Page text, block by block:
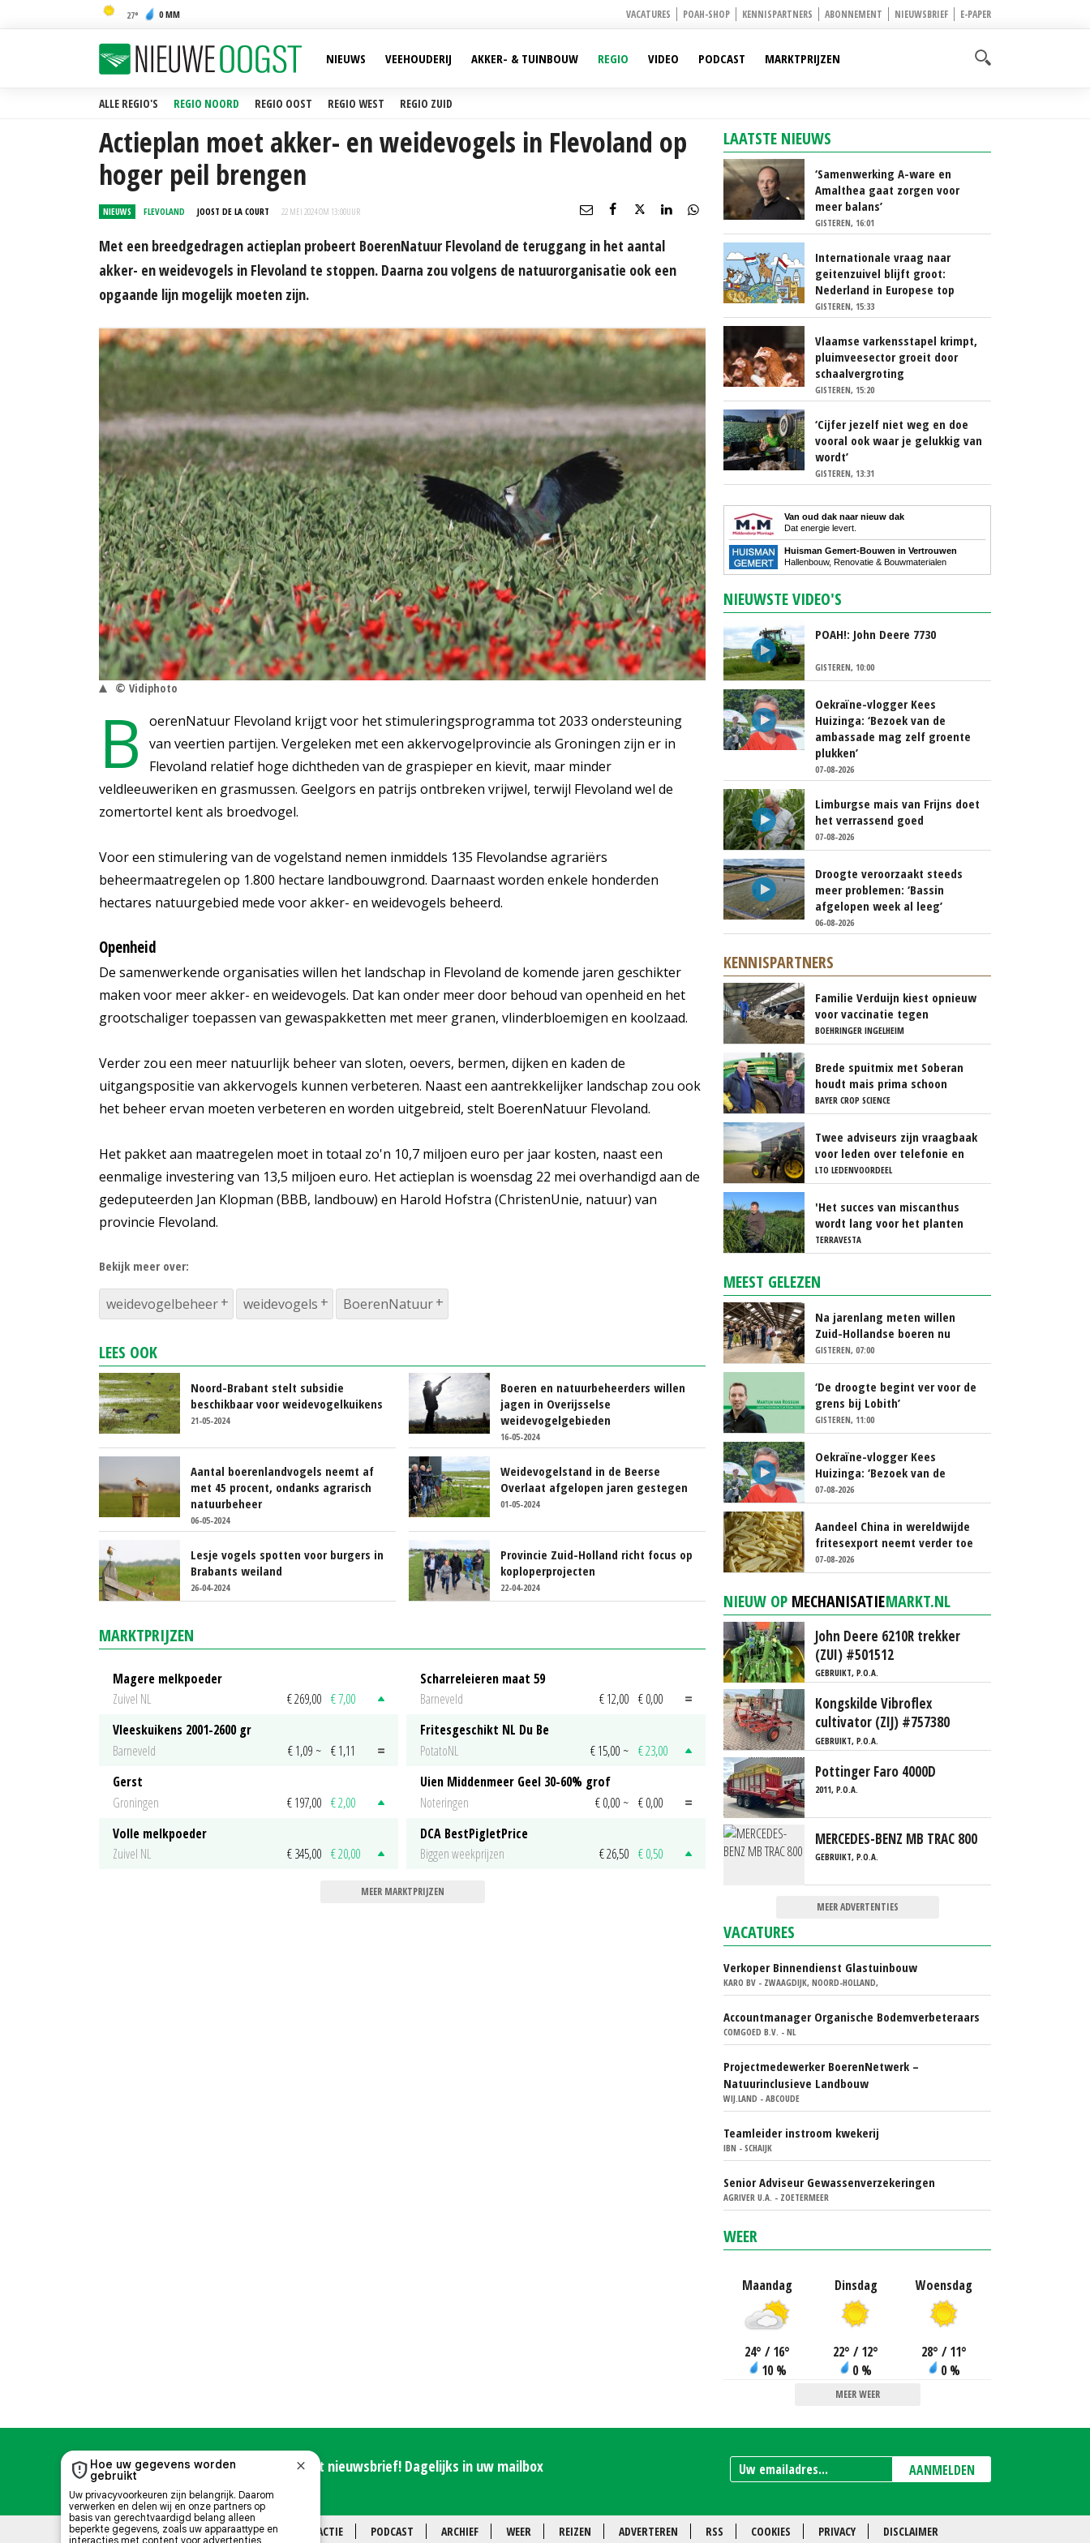
27 0 MM VACATURES POAH-SHOP KENNISPARTNERS ABONNEMENT NIEUWSBRIEF E-PAPER
ALLE REGIO'S REGIO NOORD REGIO OOST REGIO WEST REGIO ZUID
NIEUWS VEEHOUDERIJ AKKER- & TUINBOUW REGIO VIDEO PODCAST MARKTPRIJZEN
Actieplan moet akker- en weidevogels in Flevoland op
hoger peil brengen
NIEUWS FLEVOLAND JOOST DE LA COURT 22 MEI 2024 OM 13:00UUR
Met een breedgedragen actieplan probeert BoerenNatuur Flevoland de teruggang in het aantal
akker- en weidevogels in Flevoland te stoppen. Daarna zou volgens de natuurorganisatie ook een
opgaande lijn mogelijk moeten zijn.
© Vidiphoto
B
oerenNatuur Flevoland krijgt voor het stimuleringsprogramma tot 2033 ondersteuning
van veertien partijen. Vergeleken met een akkervogelprovincie als Groningen zijn er in
Flevoland relatief hoge dichtheden van de graspieper en kievit, maar minder
veldleeuweriken en grasmussen. Geelgors en patrijs ontbreken vrijwel, terwijl Flevoland wel de
zomertortel kent als broedvogel.
Voor een stimulering van de vogelstand nemen inmiddels 135 Flevolandse agrariërs
beheermaatregelen op 1.800 hectare landbouwgrond. Daarnaast worden enkele honderden
hectares natuurgebied mede voor akker- en weidevogels beheerd.
Openheid
De samenwerkende organisaties willen het landschap in Flevoland de komende jaren geschikter
maken voor meer akker- en weidevogels. Dat kan onder meer door behoud van openheid en het
grootschaliger toepassen van gewaspakketten met meer granen, vlinderbloemigen en koolzaad.
Verder zou een meer natuurlijk beheer van sloten, oevers, bermen, dijken en kaden de
uitgangspositie van akkervogels kunnen verbeteren. Naast een aantrekkelijker landschap zou ook
het beheer ervan moeten verbeteren en worden uitgebreid, stelt BoerenNatuur Flevoland.
Het pakket aan maatregelen moet in totaal zo'n 10,7 miljoen euro per jaar kosten, naast een
eenmalige investering van 13,5 miljoen euro. Het actieplan is woensdag 22 mei overhandigd aan de
gedeputeerden Jan Klopman (BBB, landbouw) en Harold Hofstra (ChristenUnie, natuur) van
provincie Flevoland.
Bekijk meer over:
weidevogelbeheer weidevogels BoerenNatuur
LEES OOK
Noord-Brabant stelt subsidie
beschikbaar voor weidevogelkuikens
21-05-2024
Boeren en natuurbeheerders willen
jagen in Overijsselse
weidevogelgebieden
16-05-2024
Aantal boerenlandvogels neemt af
met 45 procent, ondanks agrarisch
natuurbeheer
06-05-2024
Weidevogelstand in de Beerse
Overlaat afgelopen jaren gestegen
01-05-2024
Lesje vogels spotten voor burgers in
Brabants weiland
26-04-2024
Provincie Zuid-Holland richt focus op
koploperprojecten
22-04-2024
MARKTPRIJZEN
Magere melkpoeder
Zuivel NL
€ 269,00 € 7,00
Vleeskuikens 2001-2600 gr
Barneveld
€ 1,09 ~ € 1,11
Gerst
Groningen
€ 197,00 € 2,00
Volle melkpoeder
Zuivel NL
€ 345,00 € 20,00
Scharreleieren maat 59
Barneveld
€ 12,00 € 0,00
Fritesgeschikt NL Du Be
PotatoNL
€ 15,00 ~ € 23,00
Uien Middenmeer Geel 30-60% grof
Noteringen
€ 0,00 ~ € 0,00
DCA BestPigletPrice
Biggen weekprijzen
€ 26,50 € 0,50
MEER MARKTPRIJZEN
LAATSTE NIEUWS
‘Samenwerking A-ware en
Amalthea gaat zorgen voor
meer balans’
GISTEREN, 16:01
Internationale vraag naar
geitenzuivel blijft groot:
Nederland in Europese top
GISTEREN, 15:33
Vlaamse varkensstapel krimpt,
pluimveesector groeit door
schaalvergroting
GISTEREN, 15:20
‘Cijfer jezelf niet weg en doe
vooral ook waar je gelukkig van
wordt’
GISTEREN, 13:31
Van oud dak naar nieuw dak
Dat energie levert.
Huisman Gemert-Bouwen in Vertrouwen
Hallenbouw, Renovatie & Bouwmaterialen
NIEUWSTE VIDEO'S
POAH!: John Deere 7730
GISTEREN, 10:00
Oekraïne-vlogger Kees
Huizinga: ‘Bezoek van de
ambassade mag zelf groente
plukken’
07-08-2026
Limburgse mais van Frijns doet
het verrassend goed
07-08-2026
Droogte veroorzaakt steeds
meer problemen: ‘Bassin
afgelopen week al leeg’
06-08-2026
KENNISPARTNERS
Familie Verduijn kiest opnieuw
voor vaccinatie tegen
blauwtong
BOEHRINGER INGELHEIM
Brede spuitmix met Soberan
houdt mais prima schoon
BAYER CROP SCIENCE
Twee adviseurs zijn vraagbaak
voor leden over telefonie en
ICT
LTO LEDENVOORDEEL
'Het succes van miscanthus
wordt lang voor het planten
beslist'
TERRAVESTA
MEEST GELEZEN
Na jarenlang meten willen
Zuid-Hollandse boeren nu
erkenning
GISTEREN, 07:00
‘De droogte begint ver voor de
grens bij Lobith’
GISTEREN, 11:00
Oekraïne-vlogger Kees
Huizinga: ‘Bezoek van de
ambassade mag zelf groente
plukken’
07-08-2026
Aandeel China in wereldwijde
fritesexport neemt verder toe
07-08-2026
NIEUW OP MECHANISATIEMARKT.NL
John Deere 6210R trekker
(ZUI) #501512
GEBRUIKT, P.O.A.
Kongskilde Vibroflex
cultivator (ZIJ) #757380
GEBRUIKT, P.O.A.
Pottinger Faro 4000D
2011, P.O.A.
MERCEDES-BENZ MB TRAC 800
GEBRUIKT, P.O.A.
MEER ADVERTENTIES
VACATURES
Verkoper Binnendienst Glastuinbouw
KARO BV - ZWAAGDIJK, NOORD-HOLLAND,
Accountmanager Organische Bodemverbeteraars
COMGOED B.V. - NL
Projectmedewerker BoerenNetwerk –
Natuurinclusieve Landbouw
WIJ.LAND - ABCOUDE
Teamleider instroom kwekerij
IBN - SCHAIJK
Senior Adviseur Gewassenverzekeringen
AGRIVER U.A. - ZOETERMEER
WEER
Maandag
24° / 16°
10 %
Dinsdag
22° / 12°
0 %
Woensdag
28° / 11°
0 %
MEER WEER
Meld u hier aan voor de Nieuwe Oogst nieuwsbrief! Dagelijks in uw mailbox AANMELDEN
OVER ONS CONTACT REDACTIE PODCAST ARCHIEF WEER REIZEN ADVERTEREN RSS COOKIES PRIVACY DISCLAIMER